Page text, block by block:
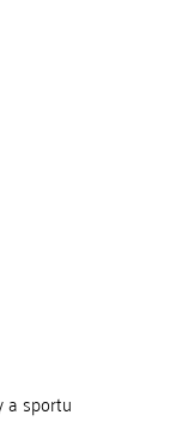
a sportu